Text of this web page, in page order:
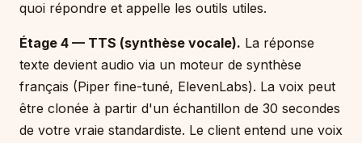
quoi répondre et appelle les outils utiles.
Étage 4 — TTS (synthèse vocale). La réponse
texte devient audio via un moteur de synthèse
français (Piper fine-tuné, ElevenLabs). La voix peut
être clonée à partir d'un échantillon de 30 secondes
de votre vraie standardiste. Le client entend une voix